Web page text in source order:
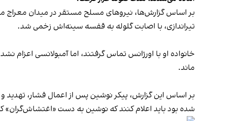
بر اساس گزارش‌ها، نیروهای مسلح مستقر در میدان معراج
تیراندازی، با اصابت گلوله به قفسه سینه‌اش زخمی شد.
خانواده او با اورژانس تماس گرفتند، اما آمبولانسی اعزام
ماند.
بر اساس این گزارش، پیکر نوشین پس از اعمال فشار، تهدید
شده بود باید اعلام کنند که نوشین به دست